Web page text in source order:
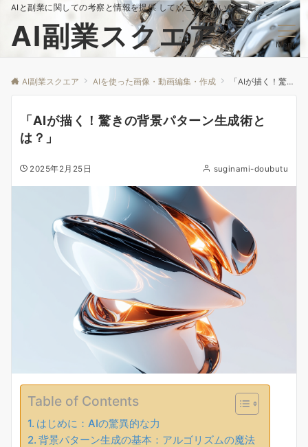
AIと副業に関しての考察と情報を提供 していこうと思いいます。
AI副業スクエア Menu
AI副業スクエア AIを使った画像・動画編集・作成 「AIが描く！驚きの背景パターン生成術とは？」
「AIが描く！驚きの背景パターン生成術と
は？」
2025年2月25日 suginami-doubutu
Table of Contents
はじめに：AIの驚異的な力
背景パターン生成の基本：アルゴリズムの魔法